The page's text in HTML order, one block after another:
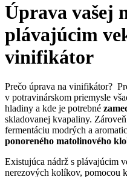
Úprava vašej
plávajúcim
vinifikátor
Prečo úprava na vinifikátor?
v potravinárskom priemysle
hladiny a kde je potrebné
skladovanej kvapaliny.
fermentáciu modrých a
ponoreného matolinového
Existujúca nádrž s plávajúcim
nerezových kolíkov, pomocou